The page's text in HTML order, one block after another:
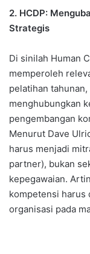
2. HCDP:
Strategis
Di sinilah Human
memperoleh
pelatihan
menghubungkan
pengembangan
Menurut Dave
harus menjadi
partner), bukan
kepegawaian.
kompetensi harus
organisasi pada